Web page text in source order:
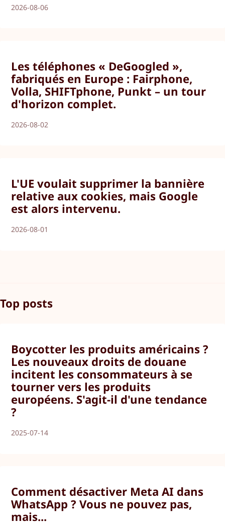
2026-08-06
Les téléphones « DeGoogled »,
fabriqués en Europe : Fairphone,
Volla, SHIFTphone, Punkt – un tour
d'horizon complet.
2026-08-02
L'UE voulait supprimer la bannière
relative aux cookies, mais Google
est alors intervenu.
2026-08-01
Top posts
Boycotter les produits américains ?
Les nouveaux droits de douane
incitent les consommateurs à se
tourner vers les produits
européens. S'agit-il d'une tendance
?
2025-07-14
Comment désactiver Meta AI dans
WhatsApp ? Vous ne pouvez pas,
mais...